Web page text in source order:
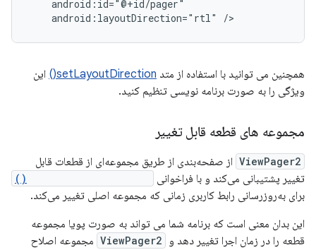
android:layoutDirection="rtl"
همچنین می توانید با استفاده از متد setLayoutDirection()
این
ویژگی را به صورت برنامه نویسی تنظیم کنید.
مجموعه های قطعه قابل تغییر
ViewPager2 از صفحه‌بندی از طریق مجموعه‌ای از قطعات قابل
تغییر پشتیبانی می‌کند و با فراخوانی
برای به‌روزرسانی رابط کاربری زمانی که مجموعه اصلی تغییر می‌کند.
این بدان معنی است که برنامه شما می تواند به صورت پویا مجموعه
قطعه را در زمان اجرا تغییر دهد و
ViewPager2 مجموعه اصلاح